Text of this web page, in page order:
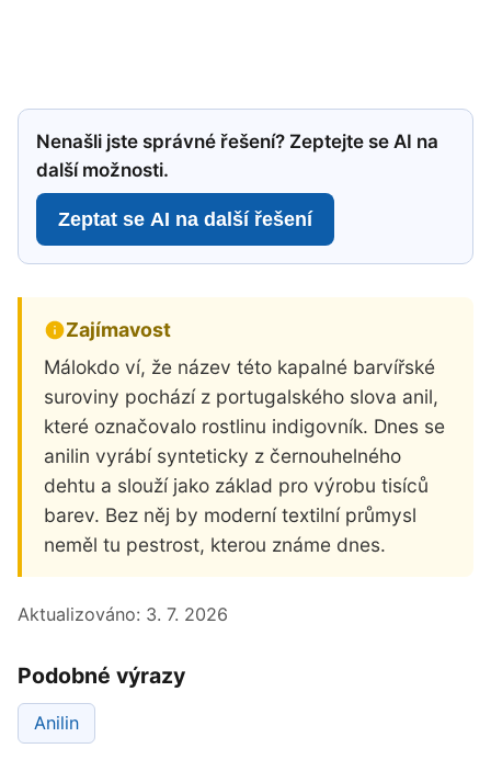
Nenašli jste správné řešení? Zeptejte se AI na
další možnosti.
Zeptat se AI na další řešení
Zajímavost
Málokdo ví, že název této kapalné barvířské
suroviny pochází z portugalského slova anil,
které označovalo rostlinu indigovník. Dnes se
anilin vyrábí synteticky z černouhelného
dehtu a slouží jako základ pro výrobu tisíců
barev. Bez něj by moderní textilní průmysl
neměl tu pestrost, kterou známe dnes.
Aktualizováno: 3. 7. 2026
Podobné výrazy
Anilin